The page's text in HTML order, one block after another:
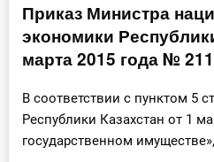
Библиотека бухгалтера
Инструменты
Вебинары
Справочник бухгалтера
Приказ Министра
экономики
марта 2015 года № 211
В соответствии с пунктом 5
Республики Казахстан от 1
государственном